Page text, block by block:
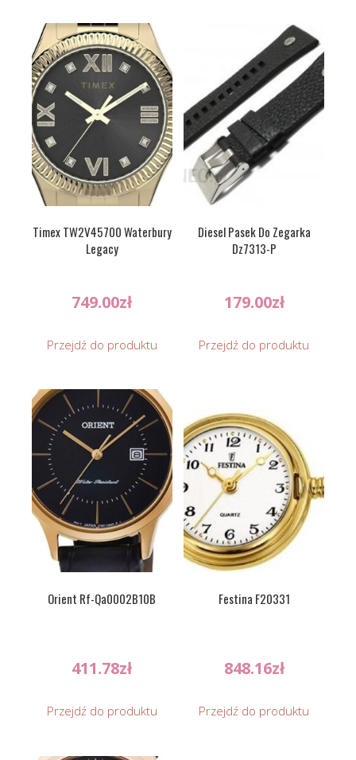
Timex TW2V45700 Waterbury
Legacy
749.00zł
Przejdź do produktu
Diesel Pasek Do Zegarka
Dz7313-P
179.00zł
Przejdź do produktu
Orient Rf-Qa0002B10B
411.78zł
Przejdź do produktu
Festina F20331
848.16zł
Przejdź do produktu